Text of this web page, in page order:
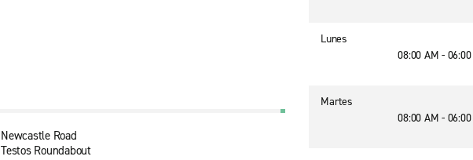
Newcastle Road
Testos Roundabout
Lunes
08:00 AM -
Martes
08:00 AM -